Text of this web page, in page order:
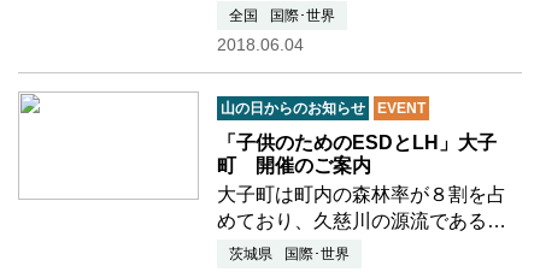
山祭 第６１回 高頭祭 が今年も開
催されます。 ■会期：７月２５日
した講演会も…つづきを読む
全国 国際･世界
2018.06.04
山の日からのお知らせ EVENT
「子供のためのESDとLH」大子
町 開催のご案内
大子町は町内の森林率が８割を占
めており、久慈川の源流である茨
城県最高峰標高１０２２ｍの八溝
茨城県 国際･世界